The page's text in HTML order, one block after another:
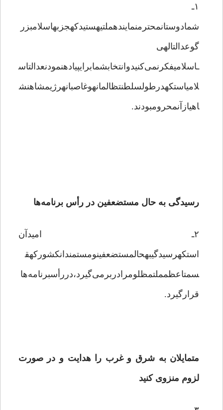
۱ـ
شمادوستانمحترمنمایندهملتیهستیدکهجزبهاسلامبزر
گوعدالتالهی
ـاسلامیفکرنمی‌کنیدوانتخابشمابرایپیادهنمودنعدالتاس
لامیاستکهدرطولسلطنتظالمانهوغاصبانهرژیمشاهنش
اهیازآنمحرومبودند.
رسیدگی به حال مستضعفین در رأس برنامه‌ها
۲ـ امیدآن
استکهرسیدگیبهحالمستضعفینومستمندانکشورکهق
سمتاعظمملتمظلومرادربرمی‌گیرد،دررأسبرنامه‌ها
قرارگیرد.
متمایلان به شرق و غرب را هدایت و در صورت
لزوم منزوی کنید